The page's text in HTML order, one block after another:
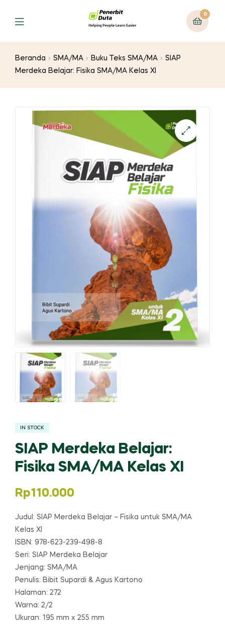
Menu
0
Beranda SMA/MA Buku Teks SMA/MA
SIAP
Merdeka Belajar: Fisika SMA/MA Kelas XI
IN STOCK
SIAP Merdeka Belajar:
Fisika SMA/MA Kelas XI
Rp110.000
Judul: SIAP Merdeka Belajar – Fisika untuk SMA/MA
Kelas XI
ISBN: 978-623-239-498-8
Seri: SIAP Merdeka Belajar
Jenjang: SMA/MA
Penulis: Bibit Supardi & Agus Kartono
Halaman: 272
Warna: 2/2
Ukuran: 195 mm x 255 mm